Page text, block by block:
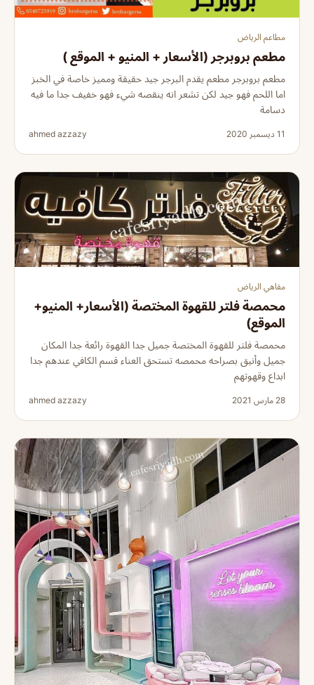
مطاعم الرياض
مطعم بروبرجر (الأسعار + المنيو + الموقع )
مطعم بروبرجر مطعم يقدم البرجر جيد حقيقة ومميز خاصة في الخبز
اما اللحم فهو جيد لكن تشعر انه ينقصه شيء فهو خفيف جدا ما فيه
دسامة
11 ديسمبر 2020 ahmed azzazy
مقاهي الرياض
محمصة فلتر للقهوة المختصة (الأسعار+ المنيو+
الموقع)
محمصة فلتر للقهوة المختصة جميل جدا القهوة رائعة جدا المكان
جميل وأنيق بصراحه محمصه تستحق العناء قسم الكافي عندهم جدا
ابداع وقهوتهم
28 مارس 2021 ahmed azzazy